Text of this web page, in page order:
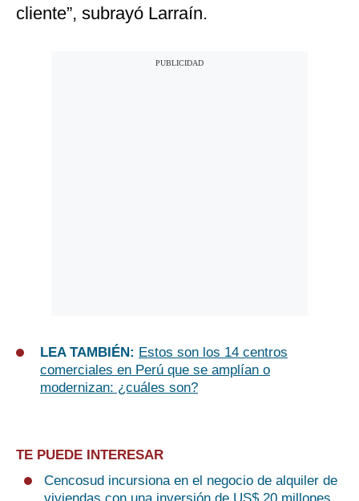
cliente”, subrayó Larraín.
LEA TAMBIÉN: Estos son los 14 centros
comerciales en Perú que se amplían o
modernizan: ¿cuáles son?
TE PUEDE INTERESAR
Cencosud incursiona en el negocio de alquiler de